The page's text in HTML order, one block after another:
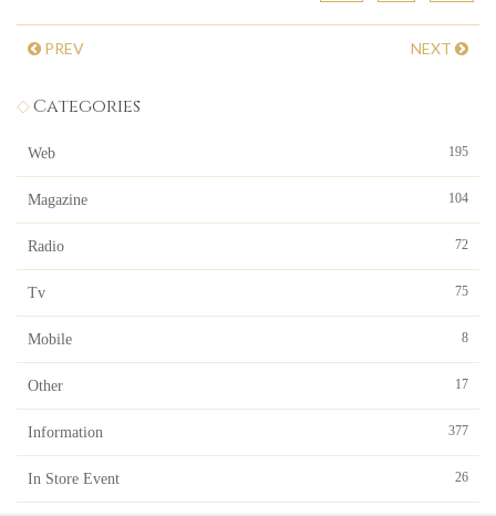
PREV NEXT
Categories
Web 195
Magazine 104
Radio 72
Tv 75
Mobile 8
Other 17
Information 377
In Store Event 26